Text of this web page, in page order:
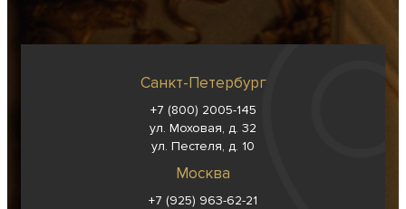
Санкт-Петербург
+7 (800) 2005-145
ул. Моховая, д. 32
ул. Пестеля, д. 10
Москва
+7 (925) 963-62-21